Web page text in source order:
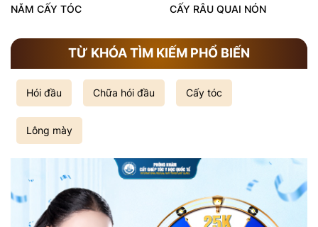
NĂM CẤY TÓC
CẤY RÂU QUAI NÓN
TỪ KHÓA TÌM KIẾM PHỔ BIẾN
Hói đầu Chữa hói đầu Cấy tóc
Lông mày